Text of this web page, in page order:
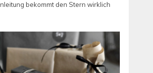
bekommt den Stern wirklich